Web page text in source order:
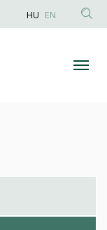
HU EN